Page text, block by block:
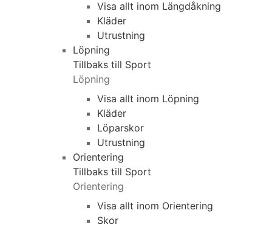
Visa allt inom Längdåkning
Kläder
Utrustning
Löpning
Tillbaks till Sport
Löpning
Visa allt inom Löpning
Kläder
Löparskor
Utrustning
Orientering
Tillbaks till Sport
Orientering
Visa allt inom Orientering
Skor